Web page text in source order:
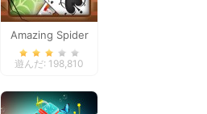
Amazing Spider
Solitaire
遊んだ: 198,810